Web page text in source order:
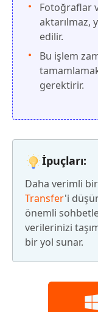
Fotoğraflar
aktarılmaz,
edilir.
Bu işlem
gerektirir.
İpuçları:
Daha verimli
Transfer'i
önemli
verilerinizi
bir yol sunar.